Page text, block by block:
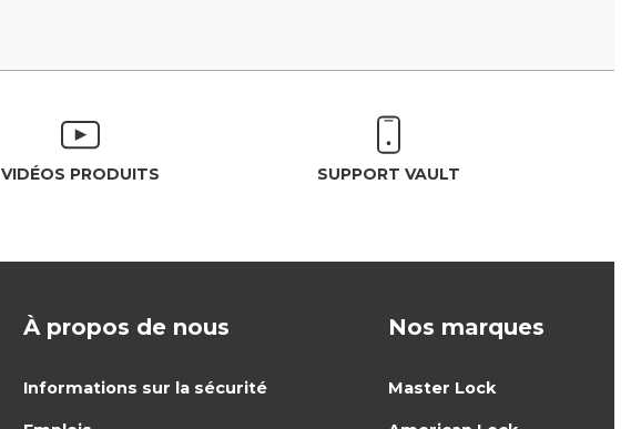
VIDÉOS PRODUITS SUPPORT VAULT
À propos de nous
Informations sur la sécurité
Nos marques
Master Lock